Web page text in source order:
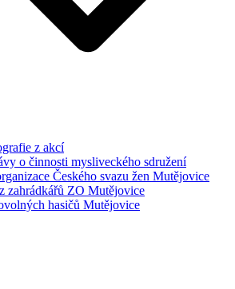
z akcí
o činnosti mysliveckého sdružení
Českého svazu žen Mutějovice
zahrádkářů ZO Mutějovice
hasičů Mutějovice